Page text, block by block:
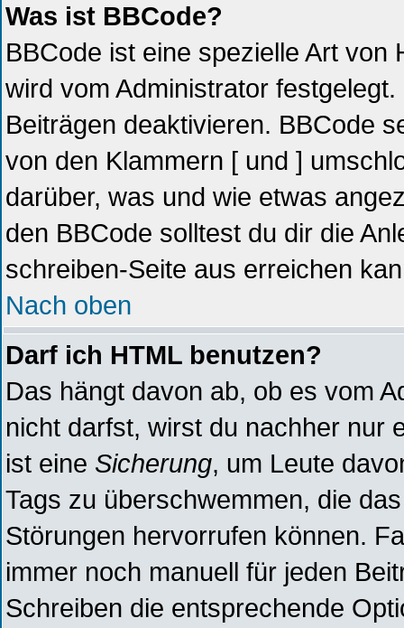
Was ist BBCode?
BBCode ist eine spezielle Art
wird vom Administrator
Beiträgen deaktivieren. BBCode
von den Klammern [ und ]
darüber, was und wie etwas
den BBCode solltest du dir die
schreiben-Seite aus erreichen
Nach oben
Darf ich HTML benutzen?
Das hängt davon ab, ob es vom
nicht darfst, wirst du nachher nur
ist eine Sicherung, um Leute
Tags zu überschwemmen, die
Störungen hervorrufen können.
immer noch manuell für jeden
Schreiben die entsprechende